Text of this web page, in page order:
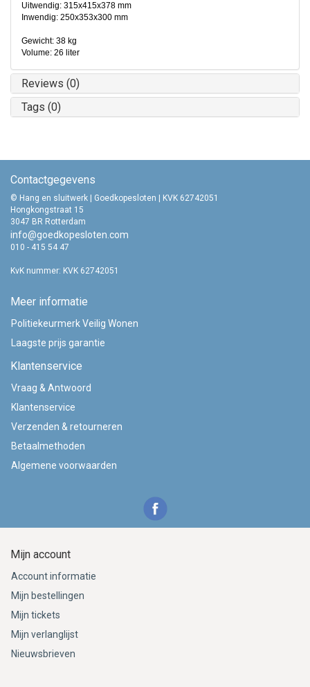
Uitwendig: 315x415x378 mm
Inwendig: 250x353x300 mm
Gewicht: 38 kg
Volume: 26 liter
Reviews (0)
Tags (0)
Contactgegevens
© Hang en sluitwerk | Goedkopesloten | KVK 62742051
Hongkongstraat 15
3047 BR Rotterdam
info@goedkopesloten.com
010 - 415 54 47
KvK nummer: KVK 62742051
Meer informatie
Politiekeurmerk Veilig Wonen
Laagste prijs garantie
Klantenservice
Vraag & Antwoord
Klantenservice
Verzenden & retourneren
Betaalmethoden
Algemene voorwaarden
Mijn account
Account informatie
Mijn bestellingen
Mijn tickets
Mijn verlanglijst
Nieuwsbrieven